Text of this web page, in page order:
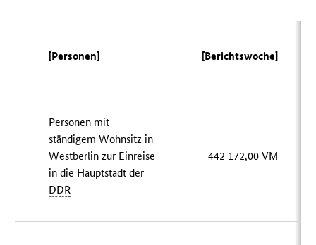
[Personen] [Berichtswoche]
Personen mit
ständigem Wohnsitz in
Westberlin zur Einreise
in die Hauptstadt der
DDR
442 172,00VM